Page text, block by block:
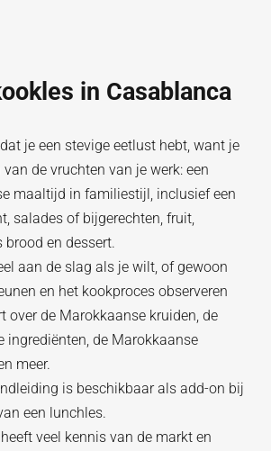
in Casablanca
je een stevige eetlust hebt, want je
de vruchten van je werk: een
maaltijd in familiestijl, inclusief een
salades of bijgerechten, fruit,
brood en dessert.
aan de slag als je wilt, of gewoon
en het kookproces observeren
over de Marokkaanse kruiden, de
ingrediënten, de Marokkaanse
meer.
is beschikbaar als add-on bij
een lunchles.
veel kennis van de markt en